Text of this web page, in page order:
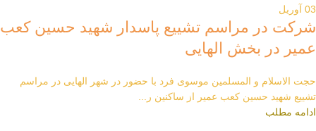
03 آوریل
شرکت در مراسم تشییع پاسدار شهید حسین کعب
عمیر در بخش الهایی
حجت الاسلام و المسلمین موسوی فرد با حضور در شهر الهایی در مراسم
تشییع شهید حسین کعب عمیر از ساکنین ر...
ادامه مطلب